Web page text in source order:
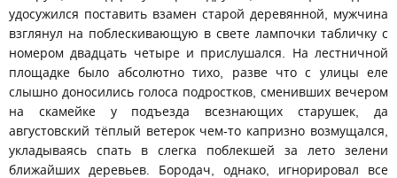
удосужился поставить взамен старой деревянной, мужчина
взглянул на поблескивающую в свете лампочки табличку с
номером двадцать четыре и прислушался. На лестничной
площадке было абсолютно тихо, разве что с улицы еле
слышно доносились голоса подростков, сменивших вечером
на скамейке у подъезда всезнающих старушек, да
августовский тёплый ветерок чем-то капризно возмущался,
укладываясь спать в слегка поблекшей за лето зелени
ближайших деревьев. Бородач, однако, игнорировал все